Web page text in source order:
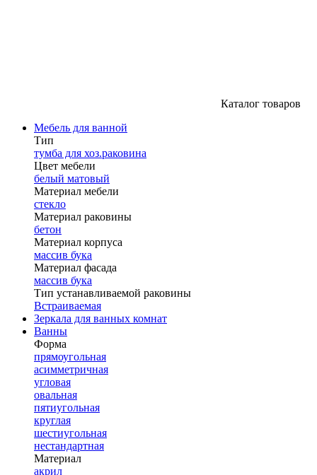
Каталог товаров
Мебель для ванной
Тип
тумба для хоз.раковина
Цвет мебели
белый матовый
Материал мебели
стекло
Материал раковины
бетон
Материал корпуса
массив бука
Материал фасада
массив бука
Тип устанавливаемой раковины
Встраиваемая
Зеркала для ванных комнат
Ванны
Форма
прямоугольная
асимметричная
угловая
овальная
пятиугольная
круглая
шестиугольная
нестандартная
Материал
акрил